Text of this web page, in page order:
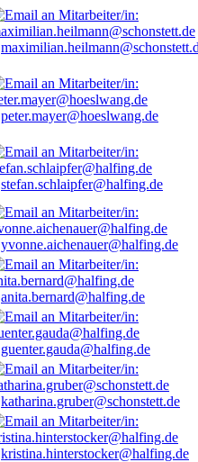
peter.mayer@hoeslwang.de
stefan.schlaipfer@halfing.de
yvonne.aichenauer@halfing.de
anita.bernard@halfing.de
guenter.gauda@halfing.de
katharina.gruber@schonstett.de
kristina.hinterstocker@halfing.de